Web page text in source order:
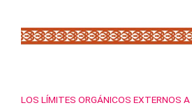
LOS LÍMITES ORGÁNICOS EXTERNOS